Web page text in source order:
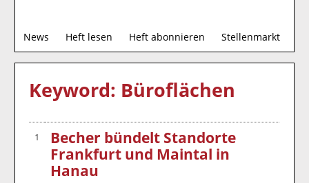
News Heft lesen Heft abonnieren Stellenmarkt
u
c
Keyword: Büroflächen
1
Becher bündelt Standorte
Frankfurt und Maintal in
Hanau